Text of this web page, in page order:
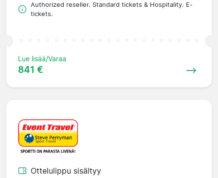
Authorized reseller. Standard tickets & Hospitality. E-
tickets.
Lue lisää/Varaa
841 €
Ottelulippu sisältyy